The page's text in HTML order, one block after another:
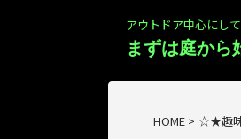
アウトドア中心にし
まずは庭から
HOME > ☆★趣